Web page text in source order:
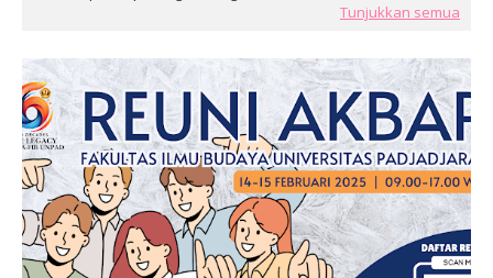
Tunjukkan semua